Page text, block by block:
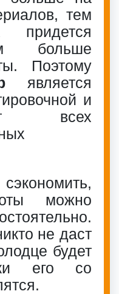
тем
придется
больше
Поэтому
является
и
всех
можно
не даст
будет
его со